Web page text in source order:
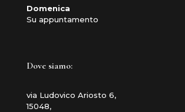
Domenica
Su appuntamento
Dove siamo:
via Ludovico Ariosto 6,
15048,